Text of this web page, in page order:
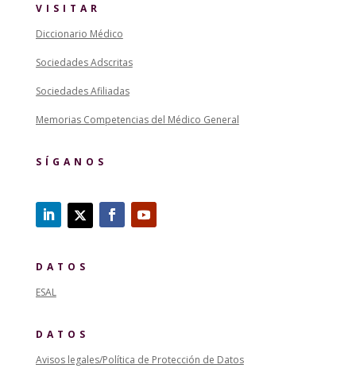
VISITAR
Diccionario Médico
Sociedades Adscritas
Sociedades Afiliadas
Memorias Competencias del Médico General
SÍGANOS
DATOS
ESAL
DATOS
Avisos legales/Política de Protección de Datos